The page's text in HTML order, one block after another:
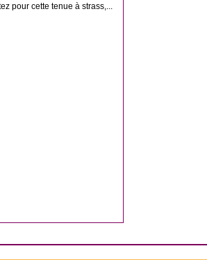
pour cette tenue à strass,...